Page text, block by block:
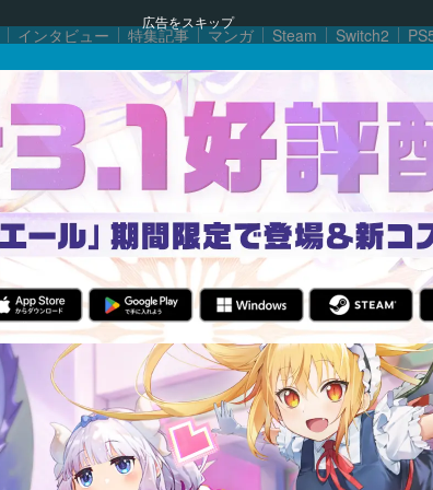
広告をスキップ
インタビュー 特集記事 マンガ Steam Switch2